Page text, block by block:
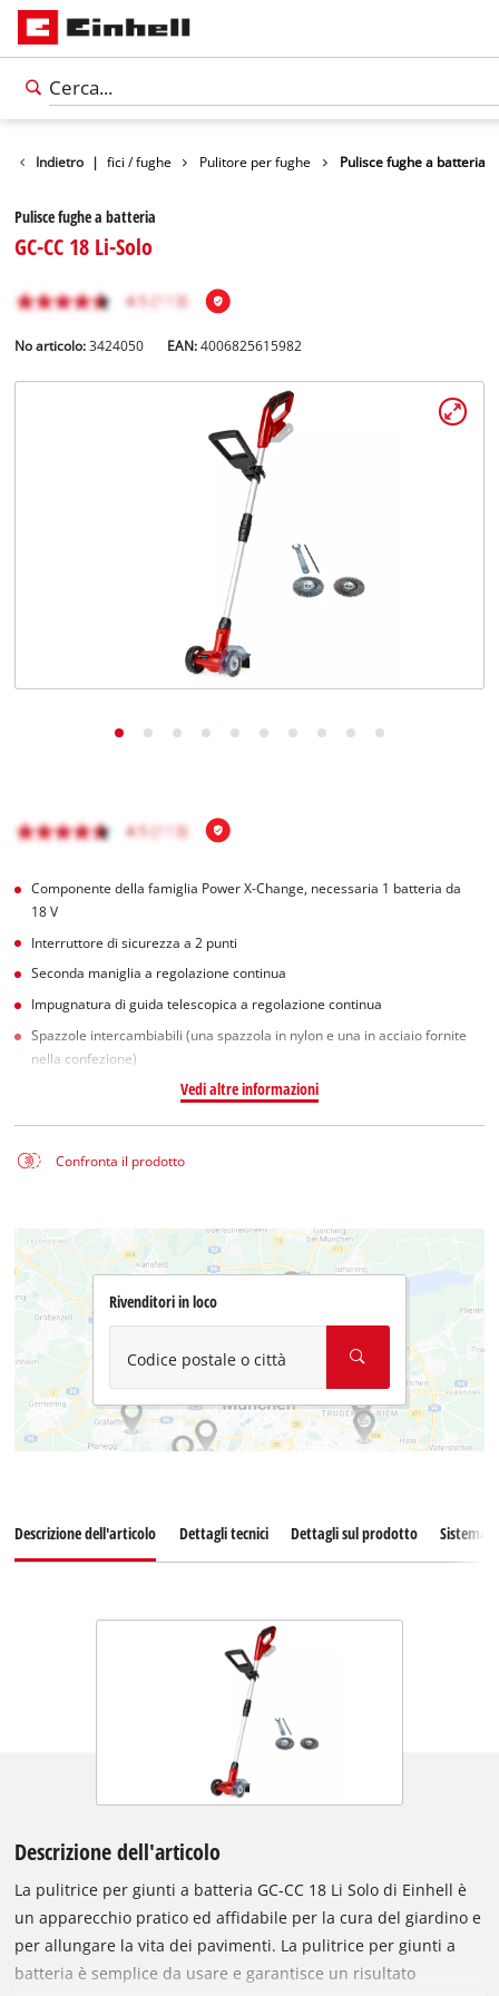
Indietro |
Pulitori per superfici / fughe Pulitore per fughe Pulisce fughe a batteria
Pulisce fughe a batteria
GC-CC 18 Li-Solo
No articolo: 3424050 EAN:4006825615982
Componente della famiglia Power X-Change, necessaria 1 batteria da
18 V
Interruttore di sicurezza a 2 punti
Seconda maniglia a regolazione continua
Impugnatura di guida telescopica a regolazione continua
Spazzole intercambiabili (una spazzola in nylon e una in acciaio fornite
nella confezione)
Vedi altre informazioni
Confronta il prodotto
Rivenditori in loco
Codice postale o città
Descrizione dell'articolo Dettagli tecnici Dettagli sul prodotto Sistema
Descrizione dell'articolo
La pulitrice per giunti a batteria GC-CC 18 Li Solo di Einhell è
un apparecchio pratico ed affidabile per la cura del giardino e
per allungare la vita dei pavimenti. La pulitrice per giunti a
batteria è semplice da usare e garantisce un risultato